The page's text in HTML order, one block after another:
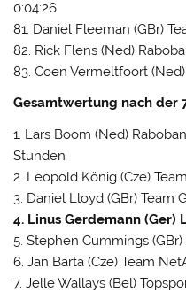
0:04:26
81. Daniel Fleeman (GBr)
82. Rick Flens (Ned)
83. Coen Vermeltfoort
Gesamtwertung nach der
1. Lars Boom (Ned)
Stunden
2. Leopold König (Cze)
3. Daniel Lloyd (GBr) Team
4. Linus Gerdemann (Ger)
5. Stephen Cummings
6. Jan Barta (Cze) Team
7. Jelle Wallays (Bel)